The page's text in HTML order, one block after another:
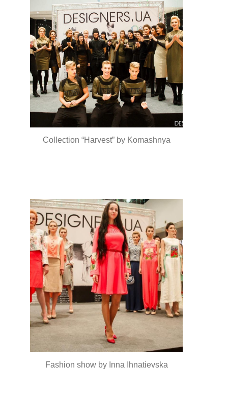
Collection “Harvest” by Komashnya
Fashion show by Inna Ihnatievska